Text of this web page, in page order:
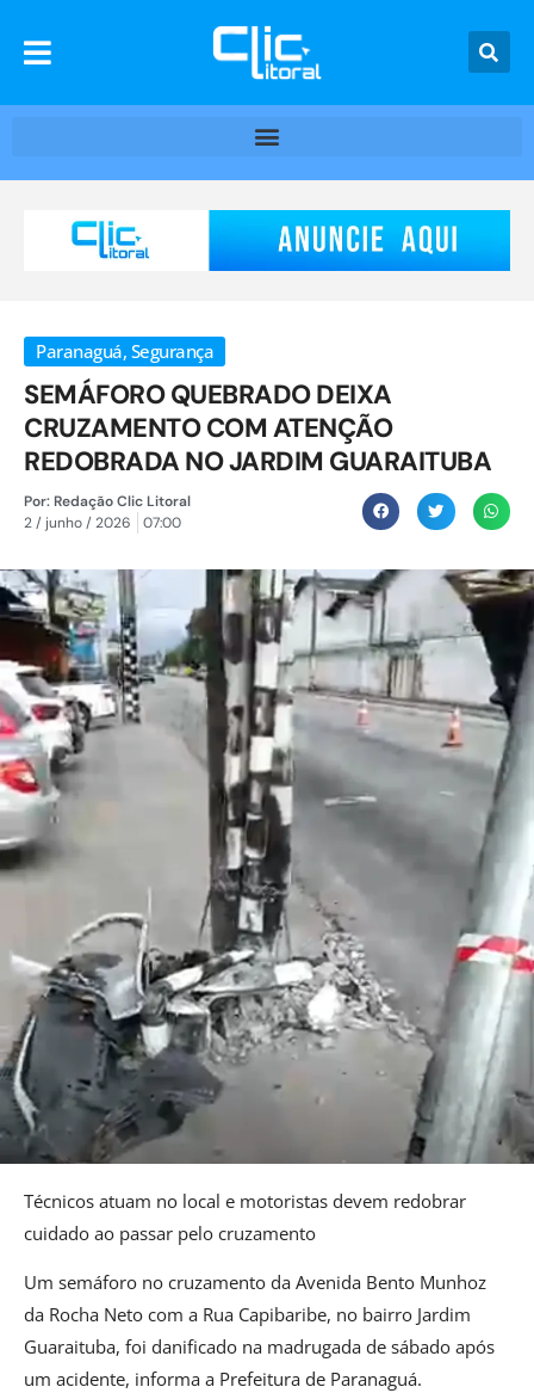
Paranaguá, Segurança
SEMÁFORO QUEBRADO DEIXA
CRUZAMENTO COM ATENÇÃO
REDOBRADA NO JARDIM GUARAITUBA
Por:Redação Clic Litoral
2 / junho / 2026
07:00
Técnicos atuam no local e motoristas devem redobrar
cuidado ao passar pelo cruzamento
Um semáforo no cruzamento da Avenida Bento Munhoz
da Rocha Neto com a Rua Capibaribe, no bairro Jardim
Guaraituba, foi danificado na madrugada de sábado após
um acidente, informa a Prefeitura de Paranaguá.